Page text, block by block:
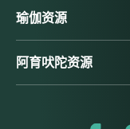
瑜伽资源
阿育吠陀资源